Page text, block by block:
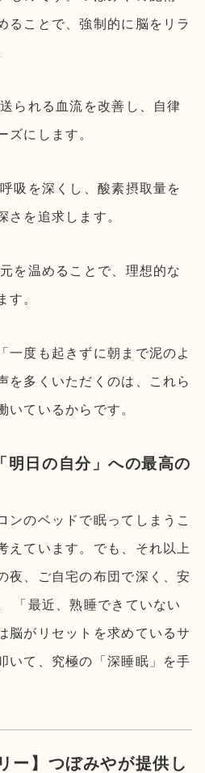
ることで、強制的に脳をリラ
られる血流を改善し、自律
ズにします。
呼吸を深くし、酸素摂取量を
さを追求します。
を温めることで、理想的な
す。
一度も起きずに朝まで泥のよ
を多くいただくのは、これら
いているからです。
明日の自分」への最高の
ンのベッドで眠ってしまうこ
えています。でも、それ以上
夜、ご自宅の布団で深く、安
「最近、熟睡できていない
脳がリセットを求めているサ
いて、究極の「深睡眠」を手
ー】つぼみやが提供し